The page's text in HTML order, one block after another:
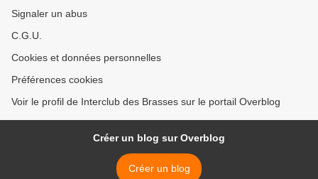
Signaler un abus
C.G.U.
Cookies et données personnelles
Préférences cookies
Voir le profil de Interclub des Brasses sur le portail Overblog
Créer un blog sur Overblog
Créer un blog